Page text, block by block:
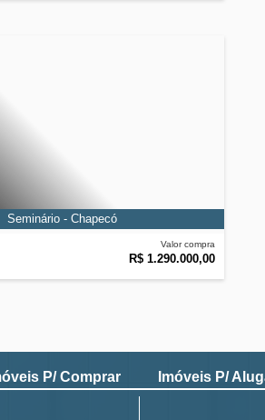
Valor compra
R$ 1.290.000,00
Seminário - Chapecó
P/ Comprar Imóveis P/